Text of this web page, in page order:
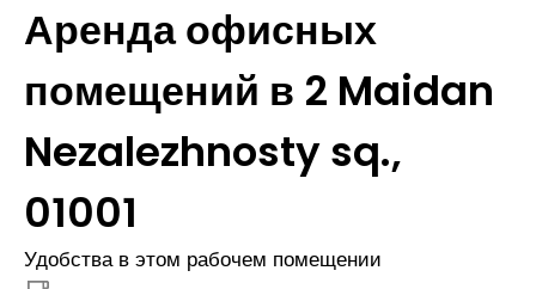
Аренда офисных
помещений в 2 Maidan
Nezalezhnosty sq.,
01001
Удобства в этом рабочем помещении